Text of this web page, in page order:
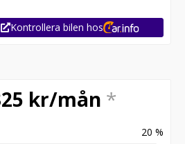
Kontrollera bilen hos
kr/mån *
20 %